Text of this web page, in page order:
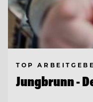
TOP
Jungbrunn -